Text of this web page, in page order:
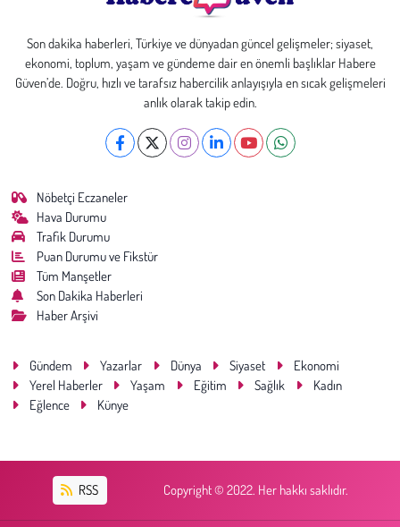
Son dakika haberleri, Türkiye ve dünyadan güncel gelişmeler; siyaset,
ekonomi, toplum, yaşam ve gündeme dair en önemli başlıklar Habere
Güven’de. Doğru, hızlı ve tarafsız habercilik anlayışıyla en sıcak gelişmeleri
anlık olarak takip edin.
Nöbetçi Eczaneler
Hava Durumu
Trafik Durumu
Puan Durumu ve Fikstür
Tüm Manşetler
Son Dakika Haberleri
Haber Arşivi
Gündem Yazarlar Dünya Siyaset
Ekonomi
Yerel Haberler
Yaşam Eğitim Sağlık
Kadın
Eğlence
Künye
RSS Copyright © 2022. Her hakkı saklıdır.